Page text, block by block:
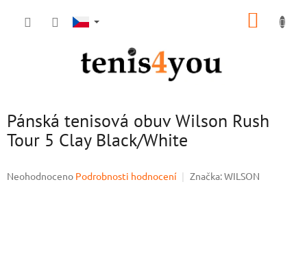
Pánská tenisová obuv Wilson Rush
Tour 5 Clay Black/White
Průměrné
Neohodnoceno Podrobnosti hodnocení Značka:WILSON